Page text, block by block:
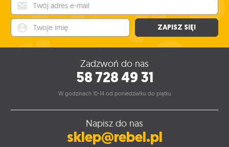
ZAPISZ SIĘ!
Zadzwoń do nas
58 728 49 31
W godzinach 10-14 od poniedziałku do piątku
Napisz do nas
sklep@rebel.pl